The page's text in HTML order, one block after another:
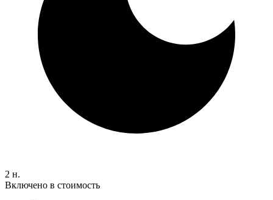
2 н.
Включено в стоимость